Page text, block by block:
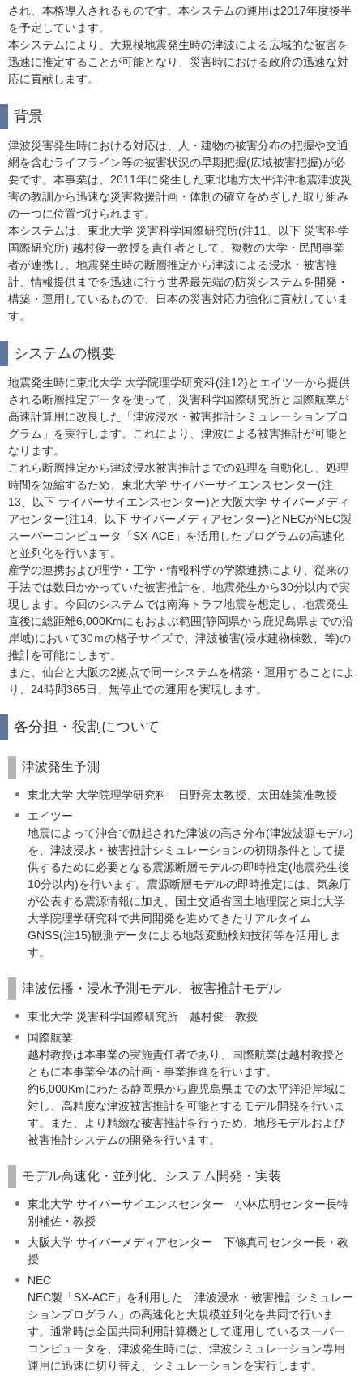
され、本格導入されるものです。本システムの運用は2017年度後半
を予定しています。
本システムにより、大規模地震発生時の津波による広域的な被害を
迅速に推定することが可能となり、災害時における政府の迅速な対
応に貢献します。
背景
津波災害発生時における対応は、人・建物の被害分布の把握や交通
網を含むライフライン等の被害状況の早期把握(広域被害把握)が必
要です。本事業は、2011年に発生した東北地方太平洋沖地震津波災
害の教訓から迅速な災害救援計画・体制の確立をめざした取り組み
の一つに位置づけられます。
本システムは、東北大学 災害科学国際研究所(注11、以下 災害科学
国際研究所) 越村俊一教授を責任者として、複数の大学・民間事業
者が連携し、地震発生時の断層推定から津波による浸水・被害推
計、情報提供までを迅速に行う世界最先端の防災システムを開発・
構築・運用しているもので、日本の災害対応力強化に貢献していま
す。
システムの概要
地震発生時に東北大学 大学院理学研究科(注12)とエイツーから提供
される断層推定データを使って、災害科学国際研究所と国際航業が
高速計算用に改良した「津波浸水・被害推計シミュレーションプロ
グラム」を実行します。これにより、津波による被害推計が可能と
なります。
これら断層推定から津波浸水被害推計までの処理を自動化し、処理
時間を短縮するため、東北大学 サイバーサイエンスセンター(注
13、以下 サイバーサイエンスセンター)と大阪大学 サイバーメディ
アセンター(注14、以下 サイバーメディアセンター)とNECがNEC製
スーパーコンピュータ「SX-ACE」を活用したプログラムの高速化
と並列化を行います。
産学の連携および理学・工学・情報科学の学際連携により、従来の
手法では数日かかっていた被害推計を、地震発生から30分以内で実
現します。今回のシステムでは南海トラフ地震を想定し、地震発生
直後に総距離6,000Kmにもおよぶ範囲(静岡県から鹿児島県までの沿
岸域)において30ｍの格子サイズで、津波被害(浸水建物棟数、等)の
推計を可能にします。
また、仙台と大阪の2拠点で同一システムを構築・運用することによ
り、24時間365日、無停止での運用を実現します。
各分担・役割について
津波発生予測
東北大学 大学院理学研究科 日野亮太教授、太田雄策准教授
エイツー
地震によって沖合で励起された津波の高さ分布(津波波源モデル)
を、津波浸水・被害推計シミュレーションの初期条件として提
供するために必要となる震源断層モデルの即時推定(地震発生後
10分以内)を行います。震源断層モデルの即時推定には、気象庁
が公表する震源情報に加え、国土交通省国土地理院と東北大学
大学院理学研究科で共同開発を進めてきたリアルタイム
GNSS(注15)観測データによる地殻変動検知技術等を活用しま
す。
津波伝播・浸水予測モデル、被害推計モデル
東北大学 災害科学国際研究所 越村俊一教授
国際航業
越村教授は本事業の実施責任者であり、国際航業は越村教授と
ともに本事業全体の計画・事業推進を行います。
約6,000Kmにわたる静岡県から鹿児島県までの太平洋沿岸域に
対し、高精度な津波被害推計を可能とするモデル開発を行いま
す。また、より精緻な被害推計を行うため、地形モデルおよび
被害推計システムの開発を行います。
モデル高速化・並列化、システム開発・実装
東北大学 サイバーサイエンスセンター 小林広明センター長特
別補佐・教授
大阪大学 サイバーメディアセンター 下條真司センター長・教
授
NEC
NEC製「SX-ACE」を利用した「津波浸水・被害推計シミュレー
ションプログラム」の高速化と大規模並列化を共同で行いま
す。通常時は全国共同利用計算機として運用しているスーパー
コンピュータを、津波発生時には、津波シミュレーション専用
運用に迅速に切り替え、シミュレーションを実行します。